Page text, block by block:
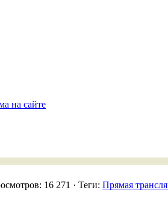
на сайте
16 271 · Теги: Прямая